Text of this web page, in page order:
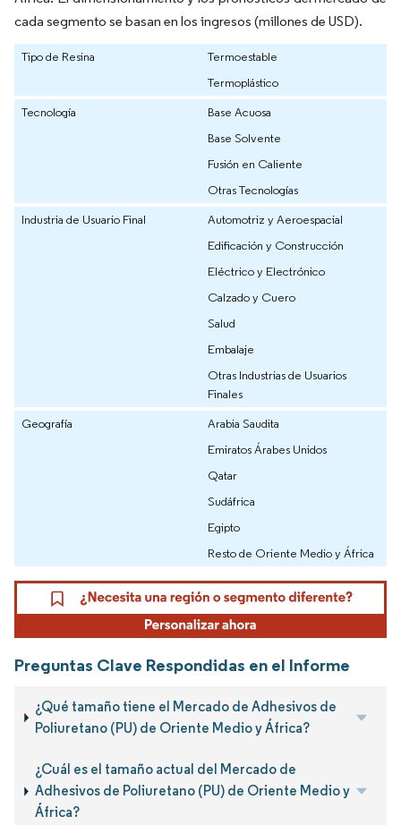
cada segmento se basan en los ingresos (millones de USD).
Tipo de Resina
Termoestable
Termoplástico
Tecnología
Base Acuosa
Base Solvente
Fusión en Caliente
Otras Tecnologías
Industria de Usuario Final
Automotriz y Aeroespacial
Edificación y Construcción
Eléctrico y Electrónico
Calzado y Cuero
Salud
Embalaje
Otras Industrias de Usuarios
Finales
Geografía
Arabia Saudita
Emiratos Árabes Unidos
Qatar
Sudáfrica
Egipto
Resto de Oriente Medio y África
Preguntas Clave Respondidas en el Informe
¿Qué tamaño tiene el Mercado de Adhesivos de
Poliuretano (PU) de Oriente Medio y África?
¿Cuál es el tamaño actual del Mercado de
Adhesivos de Poliuretano (PU) de Oriente Medio y
África?